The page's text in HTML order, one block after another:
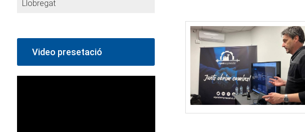
Llobregat
Video presetació